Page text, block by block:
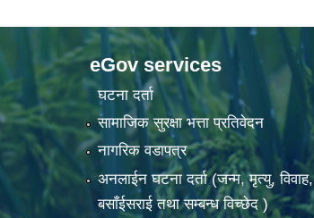
eGov services
घटना दर्ता
सामाजिक सुरक्षा भत्ता प्रतिवेदन
नागरिक वडापत्र
अनलाईन घटना दर्ता (जन्म, मृत्यु, विवाह,
बसाँईसराई तथा सम्बन्ध विच्छेद )